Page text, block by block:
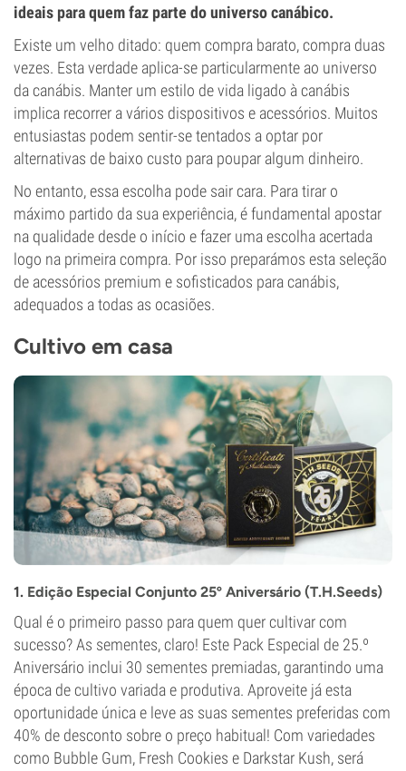
ideais para quem faz parte do universo canábico.
Existe um velho ditado: quem compra barato, compra duas
vezes. Esta verdade aplica-se particularmente ao universo
da canábis. Manter um estilo de vida ligado à canábis
implica recorrer a vários dispositivos e acessórios. Muitos
entusiastas podem sentir-se tentados a optar por
alternativas de baixo custo para poupar algum dinheiro.
No entanto, essa escolha pode sair cara. Para tirar o
máximo partido da sua experiência, é fundamental apostar
na qualidade desde o início e fazer uma escolha acertada
logo na primeira compra. Por isso preparámos esta seleção
de acessórios premium e sofisticados para canábis,
adequados a todas as ocasiões.
Cultivo em casa
1. Edição Especial Conjunto 25º Aniversário (T.H.Seeds)
Qual é o primeiro passo para quem quer cultivar com
sucesso? As sementes, claro! Este Pack Especial de 25.º
Aniversário inclui 30 sementes premiadas, garantindo uma
época de cultivo variada e produtiva. Aproveite já esta
oportunidade única e leve as suas sementes preferidas com
40% de desconto sobre o preço habitual! Com variedades
como Bubble Gum, Fresh Cookies e Darkstar Kush, será